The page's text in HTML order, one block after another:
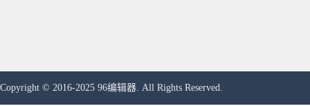
Copyright © 2016-2025 96编辑器. All Rights Reserved.